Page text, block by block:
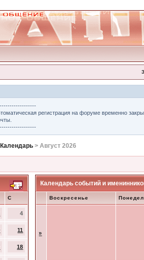
регистрация на форуме временно
Календарь > Август 2026
С
4
11
18
Календарь событий и
Воскресенье
»